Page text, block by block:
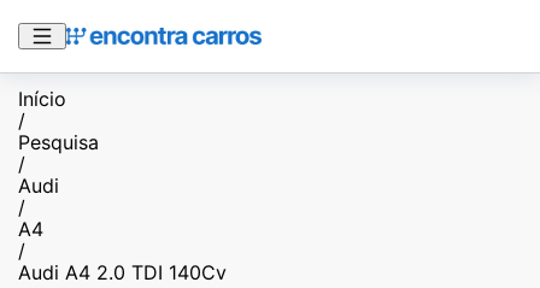
Início
/
Pesquisa
/
Audi
/
A4
/
Audi A4 2.0 TDI 140Cv